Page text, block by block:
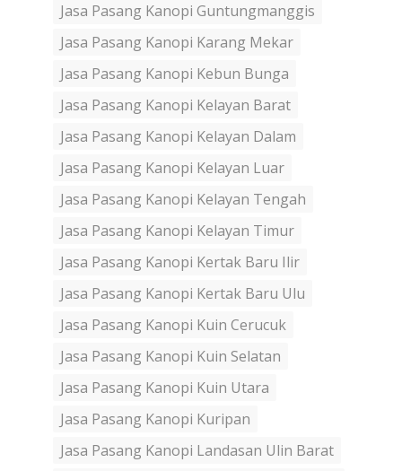
Jasa Pasang Kanopi Guntungmanggis
Jasa Pasang Kanopi Karang Mekar
Jasa Pasang Kanopi Kebun Bunga
Jasa Pasang Kanopi Kelayan Barat
Jasa Pasang Kanopi Kelayan Dalam
Jasa Pasang Kanopi Kelayan Luar
Jasa Pasang Kanopi Kelayan Tengah
Jasa Pasang Kanopi Kelayan Timur
Jasa Pasang Kanopi Kertak Baru Ilir
Jasa Pasang Kanopi Kertak Baru Ulu
Jasa Pasang Kanopi Kuin Cerucuk
Jasa Pasang Kanopi Kuin Selatan
Jasa Pasang Kanopi Kuin Utara
Jasa Pasang Kanopi Kuripan
Jasa Pasang Kanopi Landasan Ulin Barat